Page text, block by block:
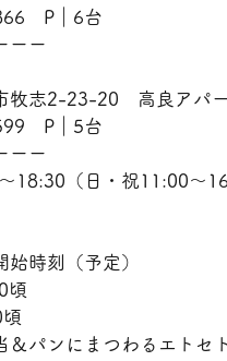
　P｜6台
ーー
牧志2-23-20　高良アパ
　P｜5台
ーー
18:30（日・祝11:00〜
時刻（予定）
頃
パンにまつわるエトセ